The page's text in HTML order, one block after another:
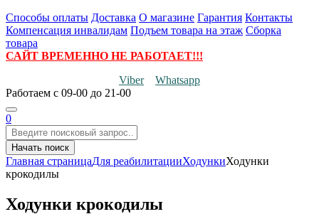
Способы оплаты Доставка О магазине Гарантия Контакты
Компенсация инвалидам Подъем товара на этаж Сборка
товара
САЙТ ВРЕМЕННО НЕ РАБОТАЕТ!!!
Viber
Whatsapp
Работаем с 09-00 до 21-00
0
Начать поиск
Главная страницаДля реабилитацииХодункиХодунки
крокодилы
Ходунки крокодилы